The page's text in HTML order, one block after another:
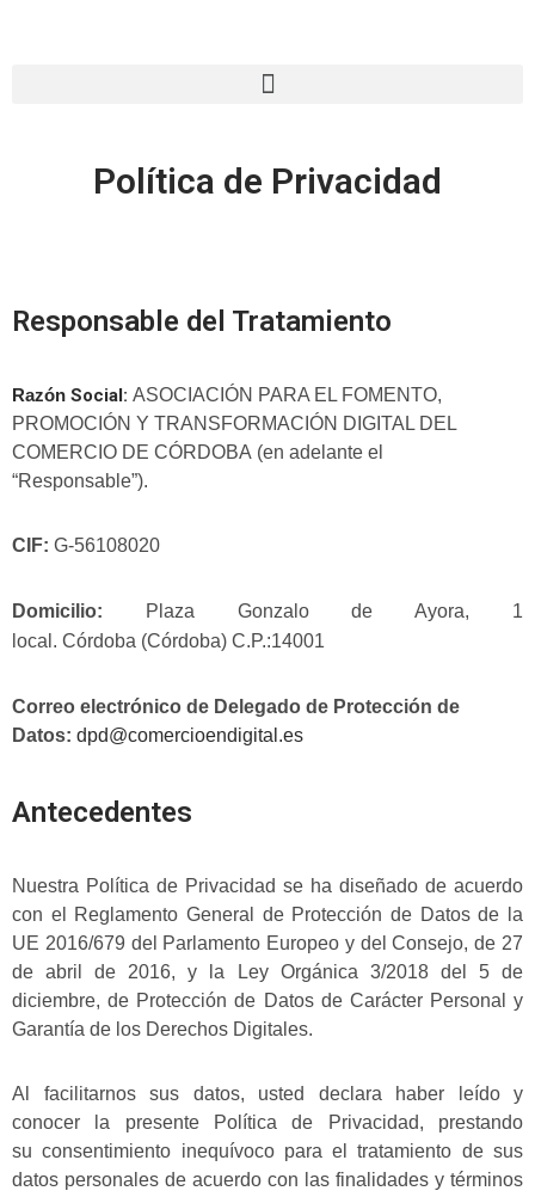
Política de Privacidad
Responsable del Tratamiento
Razón Social: ASOCIACIÓN PARA EL FOMENTO,
PROMOCIÓN Y TRANSFORMACIÓN DIGITAL DEL
COMERCIO DE CÓRDOBA (en adelante el
“Responsable”).
CIF: G-56108020
Domicilio:
Plaza Gonzalo de Ayora, 1
local . Córdoba (Córdoba) C.P.:14001
Correo electrónico de Delegado de Protección de
Datos: dpd@comercioendigital.es
Antecedentes
Nuestra Política de Privacidad se ha diseñado de acuerdo
con el Reglamento General de Protección de Datos de la
UE 2016/679 del Parlamento Europeo y del Consejo, de 27
de abril de 2016, y la Ley Orgánica 3/2018 del 5 de
diciembre, de Protección de Datos de Carácter Personal y
Garantía de los Derechos Digitales.
Al facilitarnos sus datos, usted declara haber leído y
conocer la presente Política de Privacidad, prestando
su consentimiento inequívoco para el tratamiento de sus
datos personales de acuerdo con las finalidades y términos